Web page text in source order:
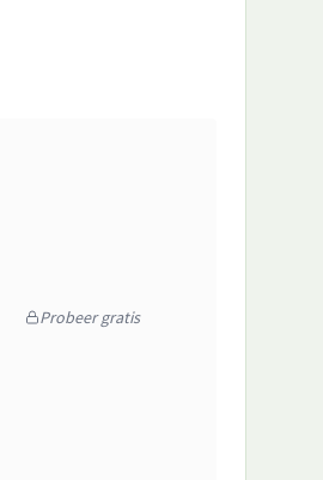
Probeer gratis